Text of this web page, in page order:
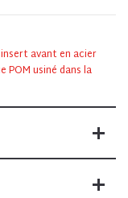
avant en acier
usiné dans la